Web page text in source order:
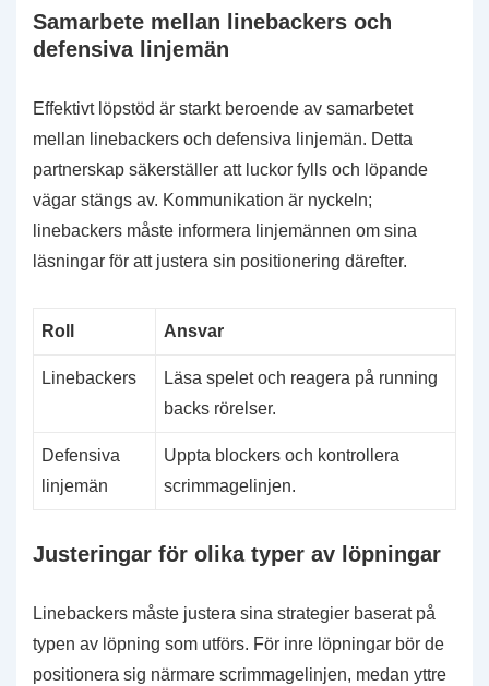
Samarbete mellan linebackers och
defensiva linjemän
Effektivt löpstöd är starkt beroende av samarbetet
mellan linebackers och defensiva linjemän. Detta
partnerskap säkerställer att luckor fylls och löpande
vägar stängs av. Kommunikation är nyckeln;
linebackers måste informera linjemännen om sina
läsningar för att justera sin positionering därefter.
Roll Ansvar
Linebackers
Läsa spelet och reagera på running
backs rörelser.
Defensiva
linjemän
Uppta blockers och kontrollera
scrimmagelinjen.
Justeringar för olika typer av löpningar
Linebackers måste justera sina strategier baserat på
typen av löpning som utförs. För inre löpningar bör de
positionera sig närmare scrimmagelinjen, medan yttre